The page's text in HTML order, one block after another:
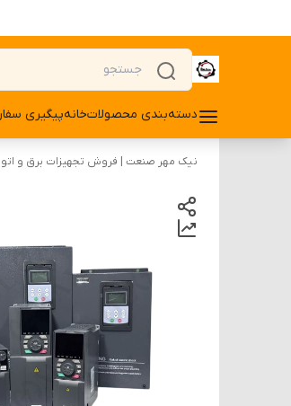
دسته‌بندی محصولاتخانهپیگیری
نیک مهر صنعت | فروش تجهیزات برق و